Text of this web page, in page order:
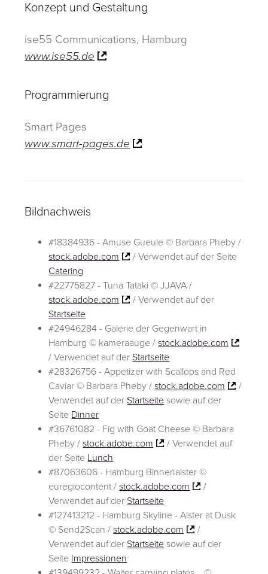
Konzept und Gestaltung
ise55 Communications, Hamburg
www.ise55.de
Programmierung
Smart Pages
www.smart-pages.de
Bildnachweis
#18384936 - Amuse Gueule © Barbara Pheby /
stock.adobe.com
/ Verwendet auf der Seite
Catering
#22775827 - Tuna Tataki © JJAVA /
stock.adobe.com
/ Verwendet auf der
Startseite
#24946284 - Galerie der Gegenwart in
Hamburg © kameraauge /stock.adobe.com
/ Verwendet auf der Startseite
#28326756 - Appetizer with Scallops and Red
Caviar © Barbara Pheby /stock.adobe.com
/
Verwendet auf der Startseite sowie auf der
Seite Dinner
#36761082 - Fig with Goat Cheese © Barbara
Pheby /stock.adobe.com
/ Verwendet auf
der Seite Lunch
#87063606 - Hamburg Binnenalster ©
euregiocontent /stock.adobe.com
/
Verwendet auf der Startseite
#127413212 - Hamburg Skyline - Alster at Dusk
© Send2Scan /stock.adobe.com
/
Verwendet auf der Startseite sowie auf der
Seite Impressionen